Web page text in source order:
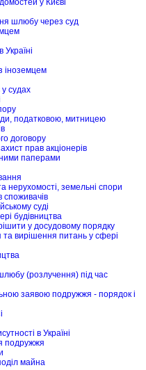
у Києві
шлюбу через суд
іноземцем
у судах
податковою, митницею
договору
прав акціонерів
паперами
нерухомості, земельні спори
споживачів
суді
будівництва
у досудовому порядку
вирішення питань у сфері
(розлучення) під час
заявою подружжя - порядок і
в Україні
подружжя
майна